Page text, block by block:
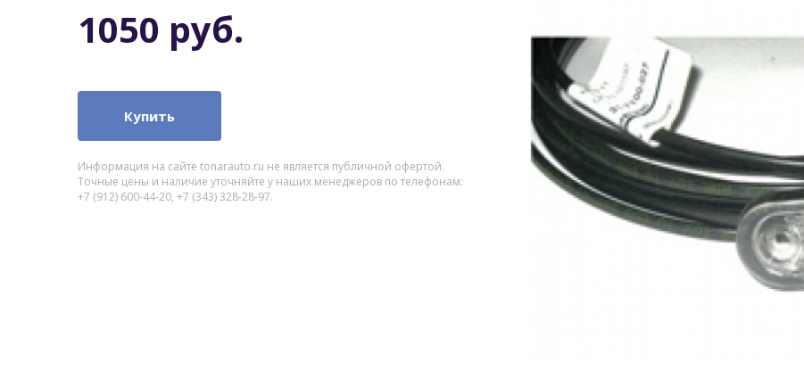
1050 руб.
Купить
Информация на сайте tonarauto.ru не является публичной офертой.
Точные цены и наличие уточняйте у наших менеджеров по телефонам:
+7 (912) 600-44-20, +7 (343) 328-28-97.